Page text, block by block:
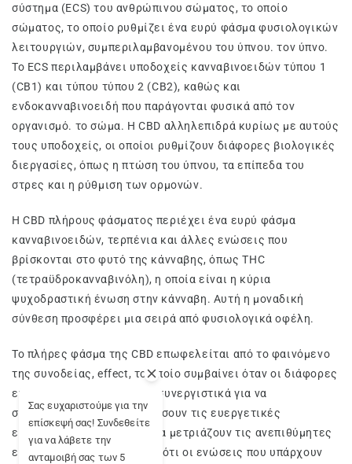
σύστημα (ECS) του ανθρώπινου σώματος, το οποίο
σώματος, το οποίο ρυθμίζει ένα ευρύ φάσμα φυσιολογικών
λειτουργιών, συμπεριλαμβανομένου του ύπνου. τον ύπνο.
Το ECS περιλαμβάνει υποδοχείς κανναβινοειδών τύπου 1
(CB1) και τύπου τύπου 2 (CB2), καθώς και
ενδοκανναβινοειδή που παράγονται φυσικά από τον
οργανισμό. το σώμα. Η CBD αλληλεπιδρά κυρίως με αυτούς
τους υποδοχείς, οι οποίοι ρυθμίζουν διάφορες βιολογικές
διεργασίες, όπως η πτώση του ύπνου, τα επίπεδα του
στρες και η ρύθμιση των ορμονών.
Η CBD πλήρους φάσματος περιέχει ένα ευρύ φάσμα
κανναβινοειδών, τερπένια και άλλες ενώσεις που
βρίσκονται στο φυτό της κάνναβης, όπως THC
(τετραϋδροκανναβινόλη), η οποία είναι η κύρια
ψυχοδραστική ένωση στην κάνναβη. Αυτή η μοναδική
σύνθεση προσφέρει μια σειρά από φυσιολογικά οφέλη.
Το πλήρες φάσμα της CBD επωφελείται από το φαινόμενο
της συνοδείας, effect, το οποίο συμβαίνει όταν οι διάφορες
ενώσεις του φυτού δρουν συνεργιστικά για να
συνεργιστικά για να ενισχύσουν τις ευεργετικές
επιδράσεις, ενώ παράλληλα μετριάζουν τις ανεπιθύμητες
επιδράσεις. Αυτό σημαίνει ότι οι ενώσεις που υπάρχουν
Σας ευχαριστούμε για την
επίσκεψή σας! Συνδεθείτε
για να λάβετε την
ανταμοιβή σας των 5